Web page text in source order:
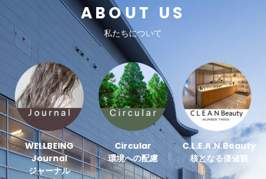
ABOUT US
私たちについて
WELLBEING
Journal
ジャーナル
Circular
環境への配慮
C.L.E.A.N.Beauty
核となる価値観